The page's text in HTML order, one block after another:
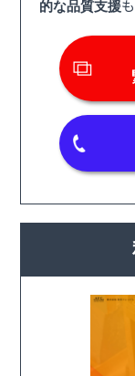
的な品質支援